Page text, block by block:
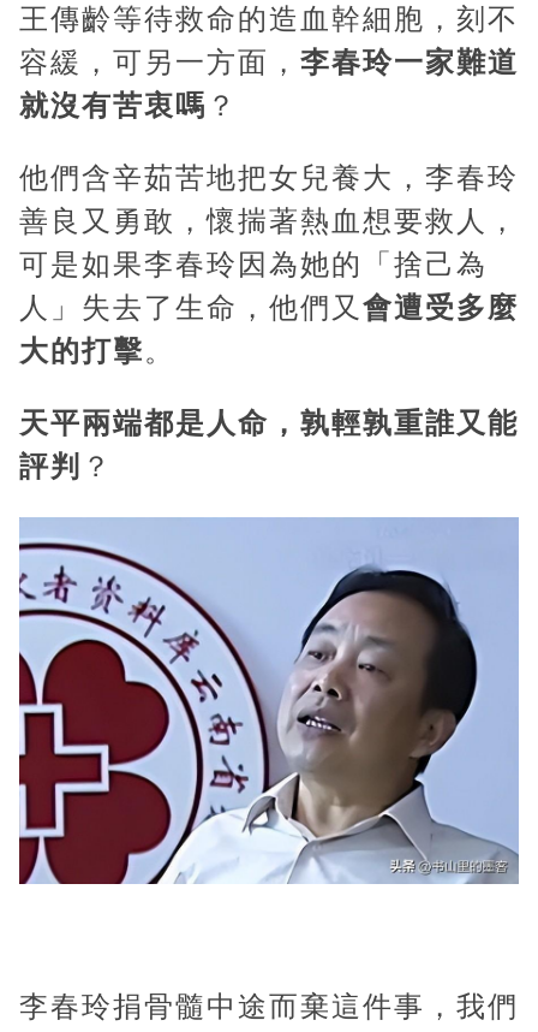
王傳齡等待救命的造血幹細胞，刻不
容緩，可另一方面， 李春玲一家難道
就沒有苦衷嗎 ？
他們含辛茹苦地把女兒養大，李春玲
善良又勇敢，懷揣著熱血想要救人，
可是如果李春玲因為她的「捨己為
人」失去了生命，他們又 會遭受多麼
大的打擊。
天平兩端都是人命，孰輕孰重誰又能
評判 ？
李春玲捐骨髓中途而棄這件事，我們